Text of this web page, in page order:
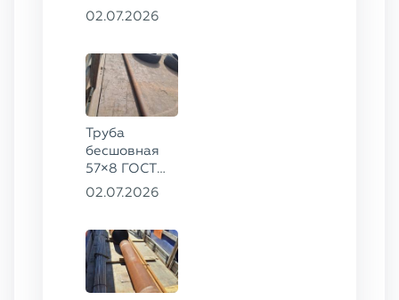
ГОСТ 8732-
02.07.2026
Труба
бесшовная
57×8 ГОСТ
8732-78
02.07.2026